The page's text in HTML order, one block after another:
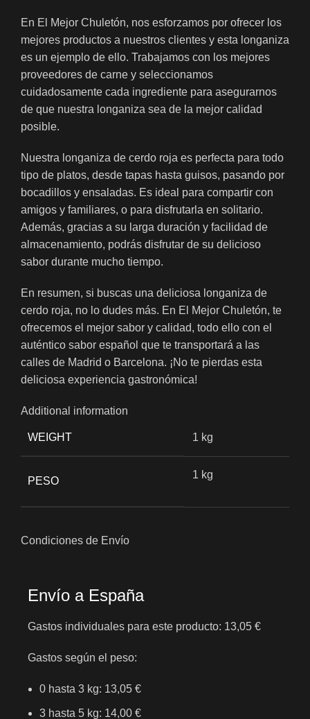
En El Mejor Chuletón, nos esforzamos por ofrecer los
mejores productos a nuestros clientes y esta longaniza
es un ejemplo de ello. Trabajamos con los mejores
proveedores de carne y seleccionamos
cuidadosamente cada ingrediente para asegurarnos
de que nuestra longaniza sea de la mejor calidad
posible.
Nuestra longaniza de cerdo roja es perfecta para todo
tipo de platos, desde tapas hasta guisos, pasando por
bocadillos y ensaladas. Es ideal para compartir con
amigos y familiares, o para disfrutarla en solitario.
Además, gracias a su larga duración y facilidad de
almacenamiento, podrás disfrutar de su delicioso
sabor durante mucho tiempo.
En resumen, si buscas una deliciosa longaniza de
cerdo roja, no lo dudes más. En El Mejor Chuletón, te
ofrecemos el mejor sabor y calidad, todo ello con el
auténtico sabor español que te transportará a las
calles de Madrid o Barcelona. ¡No te pierdas esta
deliciosa experiencia gastronómica!
Additional information
WEIGHT 1 kg
PESO
1 kg
Condiciones de Envío
Envío a España
Gastos individuales para este producto: 13,05 €
Gastos según el peso:
0 hasta 3 kg: 13,05 €
3 hasta 5 kg: 14,00 €